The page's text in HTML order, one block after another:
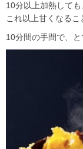
10分以上加熱しても
これ以上甘くなるこ
10分間の手間で、